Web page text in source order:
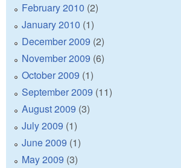
February 2010 (2)
January 2010 (1)
December 2009 (2)
November 2009 (6)
October 2009 (1)
September 2009 (11)
August 2009 (3)
July 2009 (1)
June 2009 (1)
May 2009 (3)